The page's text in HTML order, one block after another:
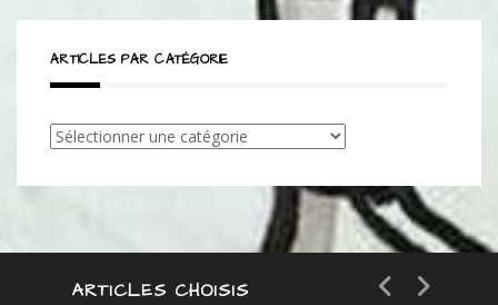
ARTICLES PAR CATÉGORIE
Articles
ARTICLES CHOISIS